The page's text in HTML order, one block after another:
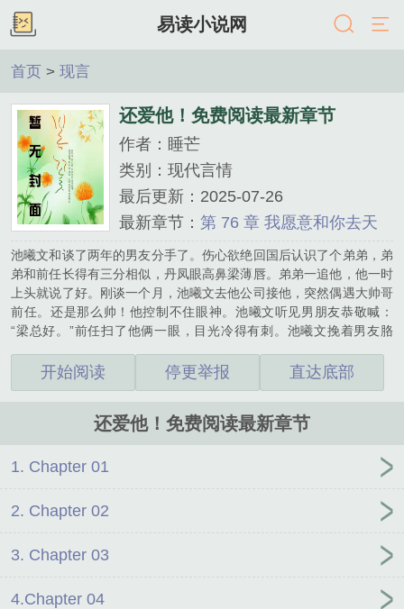
易读小说网
首页 > 现言
还爱他！免费阅读最新章节
作者：睡芒
类别：现代言情
最后更新：2025-07-26
最新章节： 第 76 章 我愿意和你去天
堂...
池曦文和谈了两年的男友分手了。伤心欲绝回国后认识了个弟弟，弟
弟和前任长得有三分相似，丹凤眼高鼻梁薄唇。弟弟一追他，他一时
上头就说了好。刚谈一个月，池曦文去他公司接他，突然偶遇大帅哥
前任。还是那么帅！他控制不住眼神。池曦文听见男朋友恭敬喊：
“梁总好。”前任扫了他俩一眼，目光冷得有刺。池曦文挽着男友胳
的。”池曦文：“？？”某天弟弟要给池曦文过生日，正在愁送什么好，
订什么餐厅：“从法国空运999朵玫瑰花吗？晚上吃意大利菜？”一旁
物买乐高。”1.攻是前任，破镜重圆。2.老实人受3.一款很难追的
在一起了真的破防了）文案是2024/3/9发的
开始阅读 停更举报 直达底部
还爱他！免费阅读最新章节
1. Chapter 01
2. Chapter 02
3. Chapter 03
4.Chapter 04